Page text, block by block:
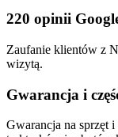
220 opinii
Zaufanie klientów z
wizytą.
Gwarancja i
Gwarancja na sprzęt